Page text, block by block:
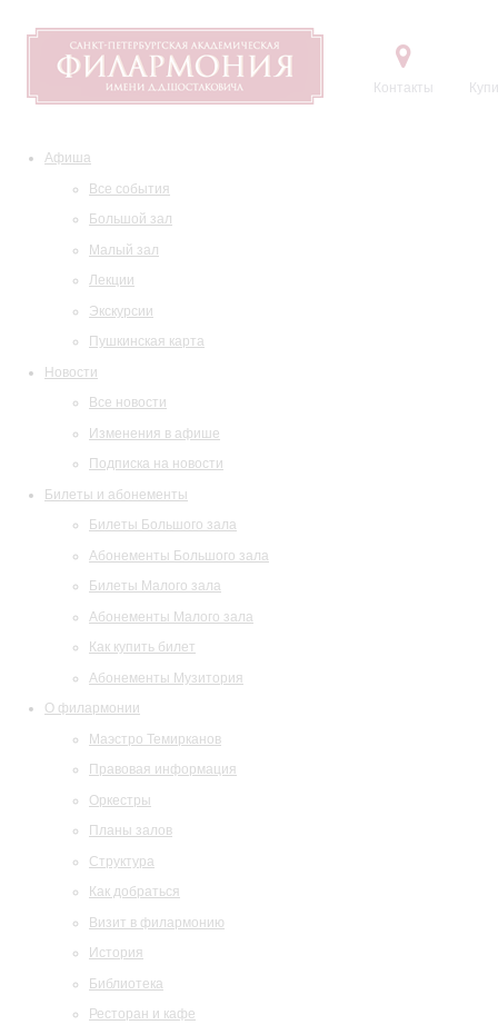
Контакты
Афиша
Все события
Большой зал
Малый зал
Лекции
Экскурсии
Пушкинская карта
Новости
Все новости
Изменения в афише
Подписка на новости
Билеты и абонементы
Билеты Большого зала
Абонементы Большого зала
Билеты Малого зала
Абонементы Малого зала
Как купить билет
Абонементы Музитория
О филармонии
Маэстро Темирканов
Правовая информация
Оркестры
Планы залов
Структура
Как добраться
Визит в филармонию
История
Библиотека
Ресторан и кафе